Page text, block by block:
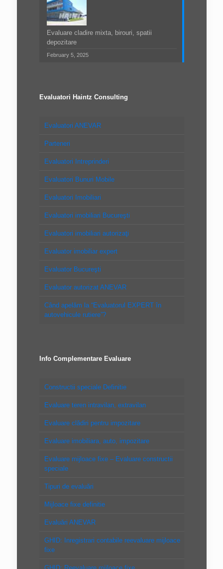
Evaluare cladire mixta, birouri, spatii
depozitare
February 5, 2025
Evaluatori Haintz Consulting
Evaluatori ANEVAR
Parteneri
Evaluatori Intreprinderi
Evaluatori Bunuri Mobile
Evaluatori Imobiliari
Evaluatori imobiliari Bucureşti
Evaluatori imobiliari autorizaţi
Evaluator imobiliar expert
Evaluator Bucureşti
Evaluator autorizat ANEVAR
Când apelăm la “Evaluatorul EXPERT în
autovehicule rutiere”?
Info Complementare Evaluare
Constructii speciale Definitie
Evaluare teren intravilan, extravilan
Evaluare clădiri pentru impozitare
Evaluare imobiliara, auto, impozitare
Evaluare mijloace fixe – Evaluare constructii
speciale
Tipuri de evaluări
Mijloace fixe definitie
Evaluări ANEVAR
GHID: Inregistrari contabile reevaluare mijloace
fixe